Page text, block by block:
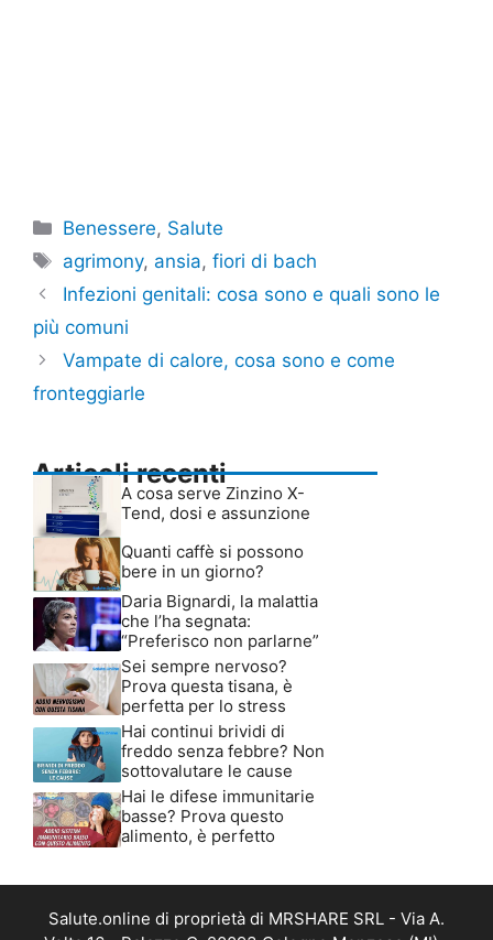
Categorie
Benessere, Salute
Tag
agrimony, ansia,fiori di bach
Infezioni genitali: cosa sono e quali sono le
più comuni
Vampate di calore, cosa sono e come
fronteggiarle
Articoli recenti
A cosa serve Zinzino X-
Tend, dosi e assunzione
Quanti caffè si possono
bere in un giorno?
Daria Bignardi, la malattia
che l’ha segnata:
“Preferisco non parlarne”
Sei sempre nervoso?
Prova questa tisana, è
perfetta per lo stress
Hai continui brividi di
freddo senza febbre? Non
sottovalutare le cause
Hai le difese immunitarie
basse? Prova questo
alimento, è perfetto
Salute.online di proprietà di MRSHARE SRL - Via A.